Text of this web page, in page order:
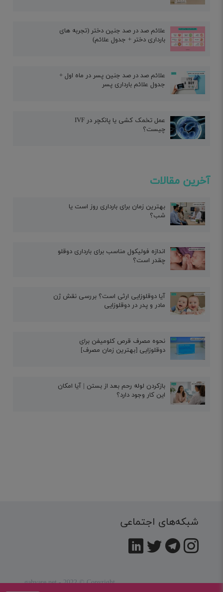
علائم صد در صد جنین دختر (تجربه های
بارداری دختر + جدول علائم)
علائم صد در صد جنین پسر در ماه اول +
جدول علائم بارداری پسر
عمل تخمک کشی یا پانکچر در IVF
چیست؟
آخرین مقالات
بهترین زمان برای بارداری روز است یا
شب؟
اندازه فولیکول مناسب برای بارداری دوقلو
چقدر است؟
آیا دوقلوزایی ارثی است؟ بررسی نقش ژن
مادر و پدر در دوقلوزایی
نحوه مصرف قرص کلومیفن برای
دوقلوزایی [بهترین زمان مصرف]
بازکردن لوله رحم بعد از بستن | آیا امکان
این کار وجود دارد؟
شبکه‌های اجتماعی
gahvare.net - 2022 © Copyright